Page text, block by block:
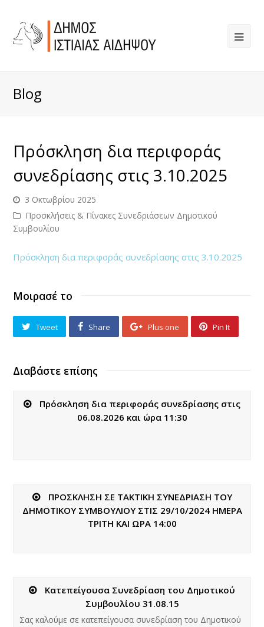
Blog
Πρόσκληση δια περιφοράς
συνεδρίασης στις 3.10.2025
3 Οκτωβρίου 2025
Προσκλήσεις & Πίνακες Συνεδριάσεων Δημοτικού
Συμβουλίου
Πρόσκληση δια περιφοράς συνεδρίασης στις 3.10.2025
Μοιρασέ το
Tweet Share Plus one Pin It
Διαβάστε επίσης
Πρόσκληση δια περιφοράς συνεδρίασης στις
06.08.2026 και ώρα 11:30
ΠΡΟΣΚΛΗΣΗ ΣΕ ΤΑΚΤΙΚΗ ΣΥΝΕΔΡΙΑΣΗ ΤΟΥ
ΔΗΜΟΤΙΚΟΥ ΣΥΜΒΟΥΛΙΟΥ ΣΤΙΣ 29/10/2024 ΗΜΕΡΑ
ΤΡΙΤΗ ΚΑΙ ΩΡΑ 14:00
Κατεπείγουσα Συνεδρίαση του Δημοτικού
Συμβουλίου 31.08.15
Σας καλούμε σε κατεπείγουσα συνεδρίαση του Δημοτικού